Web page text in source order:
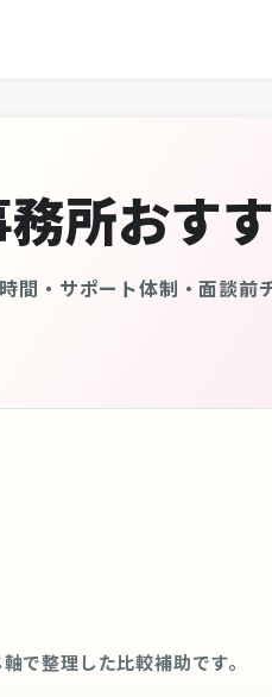
所おす
間・サポート体制・面談前
で整理した比較補助です。